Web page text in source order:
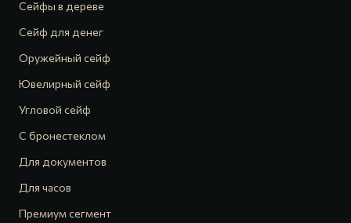
Сейфы в дереве
Сейф для денег
Оружейный сейф
Ювелирный сейф
Угловой сейф
С бронестеклом
Для документов
Для часов
Премиум сегмент